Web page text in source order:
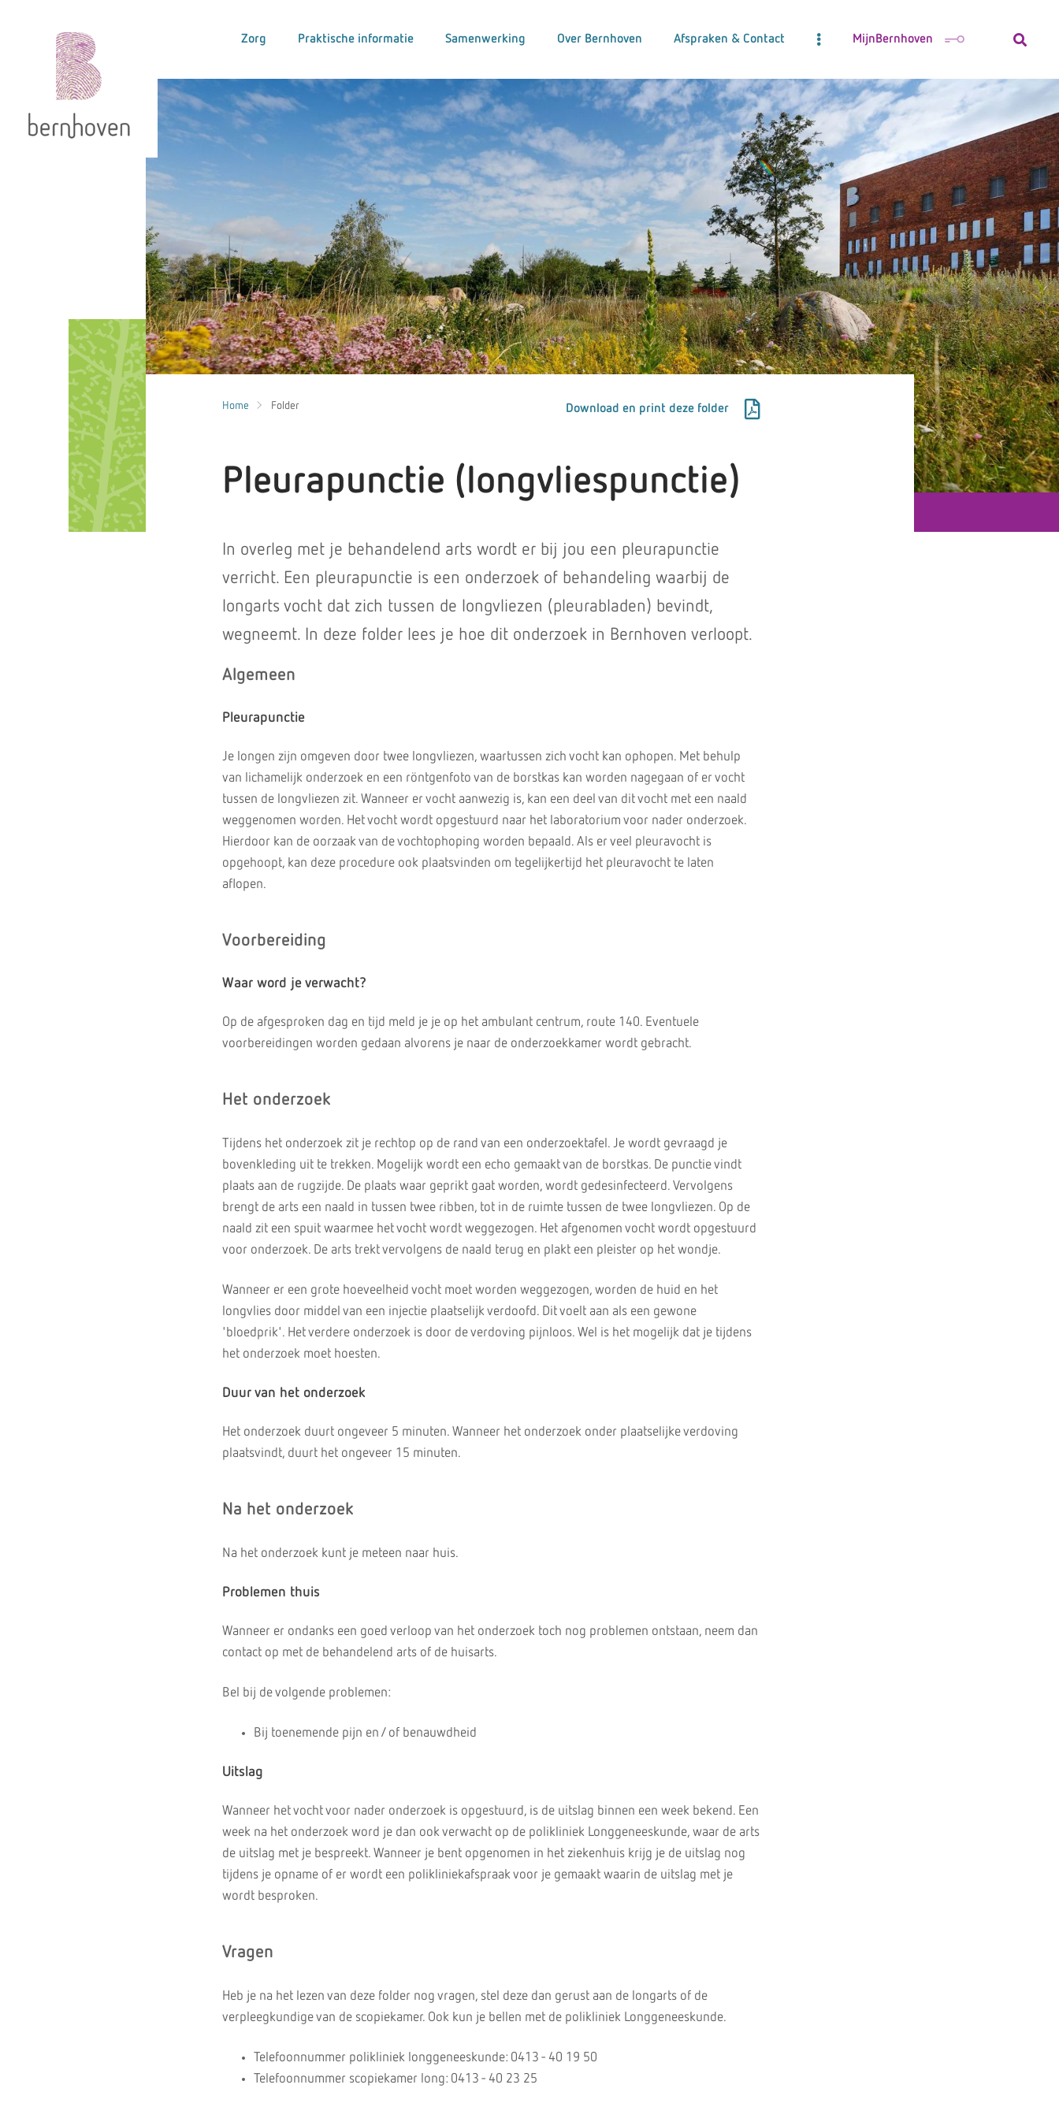
Zorg Praktische informatie Samenwerking Over Bernhoven Afspraken & Contact MijnBernhoven
Home Folder Download en print deze folder
Pleurapunctie (longvliespunctie)
In overleg met je behandelend arts wordt er bij jou een pleurapunctie
verricht. Een pleurapunctie is een onderzoek of behandeling waarbij de
longarts vocht dat zich tussen de longvliezen (pleurabladen) bevindt,
wegneemt. In deze folder lees je hoe dit onderzoek in Bernhoven verloopt.
Algemeen
Pleurapunctie
Je longen zijn omgeven door twee longvliezen, waartussen zich vocht kan ophopen. Met behulp
van lichamelijk onderzoek en een röntgenfoto van de borstkas kan worden nagegaan of er vocht
tussen de longvliezen zit. Wanneer er vocht aanwezig is, kan een deel van dit vocht met een naald
weggenomen worden. Het vocht wordt opgestuurd naar het laboratorium voor nader onderzoek.
Hierdoor kan de oorzaak van de vochtophoping worden bepaald. Als er veel pleuravocht is
opgehoopt, kan deze procedure ook plaatsvinden om tegelijkertijd het pleuravocht te laten
aflopen.
Voorbereiding
Waar word je verwacht?
Op de afgesproken dag en tijd meld je je op het ambulant centrum, route 140. Eventuele
voorbereidingen worden gedaan alvorens je naar de onderzoekkamer wordt gebracht.
Het onderzoek
Tijdens het onderzoek zit je rechtop op de rand van een onderzoektafel. Je wordt gevraagd je
bovenkleding uit te trekken. Mogelijk wordt een echo gemaakt van de borstkas. De punctie vindt
plaats aan de rugzijde. De plaats waar geprikt gaat worden, wordt gedesinfecteerd. Vervolgens
brengt de arts een naald in tussen twee ribben, tot in de ruimte tussen de twee longvliezen. Op de
naald zit een spuit waarmee het vocht wordt weggezogen. Het afgenomen vocht wordt opgestuurd
voor onderzoek. De arts trekt vervolgens de naald terug en plakt een pleister op het wondje.
Wanneer er een grote hoeveelheid vocht moet worden weggezogen, worden de huid en het
longvlies door middel van een injectie plaatselijk verdoofd. Dit voelt aan als een gewone
'bloedprik'. Het verdere onderzoek is door de verdoving pijnloos. Wel is het mogelijk dat je tijdens
het onderzoek moet hoesten.
Duur van het onderzoek
Het onderzoek duurt ongeveer 5 minuten. Wanneer het onderzoek onder plaatselijke verdoving
plaatsvindt, duurt het ongeveer 15 minuten.
Na het onderzoek
Na het onderzoek kunt je meteen naar huis.
Problemen thuis
Wanneer er ondanks een goed verloop van het onderzoek toch nog problemen ontstaan, neem dan
contact op met de behandelend arts of de huisarts.
Bel bij de volgende problemen:
Bij toenemende pijn en / of benauwdheid
Uitslag
Wanneer het vocht voor nader onderzoek is opgestuurd, is de uitslag binnen een week bekend. Een
week na het onderzoek word je dan ook verwacht op de polikliniek Longgeneeskunde, waar de arts
de uitslag met je bespreekt. Wanneer je bent opgenomen in het ziekenhuis krijg je de uitslag nog
tijdens je opname of er wordt een polikliniekafspraak voor je gemaakt waarin de uitslag met je
wordt besproken.
Vragen
Heb je na het lezen van deze folder nog vragen, stel deze dan gerust aan de longarts of de
verpleegkundige van de scopiekamer. Ook kun je bellen met de polikliniek Longgeneeskunde.
Telefoonnummer polikliniek longgeneeskunde: 0413 - 40 19 50
Telefoonnummer scopiekamer long: 0413 - 40 23 25